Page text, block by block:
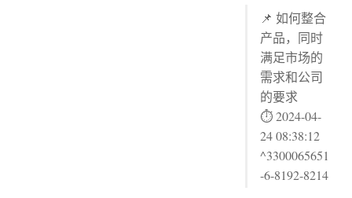
📌 如何整合
产品，同时
满足市场的
需求和公司
的要求
⏱ 2024-04-
24 08:38:12
^3300065651
-6-8192-8214